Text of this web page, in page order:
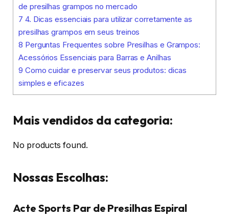
de presilhas grampos no mercado
7 4. Dicas essenciais para utilizar corretamente as
presilhas grampos em seus treinos
8 Perguntas Frequentes sobre Presilhas e Grampos:
Acessórios Essenciais para Barras e Anilhas
9 Como cuidar e preservar seus produtos: dicas
simples e eficazes
Mais vendidos da categoria:
No products found.
Nossas Escolhas:
Acte Sports Par de Presilhas Espiral